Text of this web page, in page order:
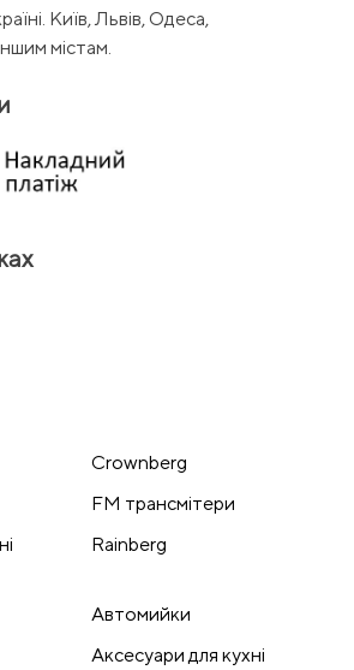
Київ, Львів, Одеса,
містам.
Crownberg
FM трансмітери
Rainberg
Автомийки
Аксесуари для кухні